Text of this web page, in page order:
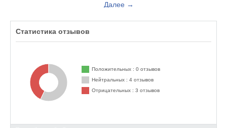
Следовательно, нет ценовых войн по нашей продукции, и Вы
5. Мы создали и развиваем дилерскую сеть в крупнейших
городах России. Если Вы
чувствуете в себе силы стать нашим дилером в городе, то
Далее →
Статистика отзывов
Положительных : 0 отзывов
Нейтральных : 4 отзывов
Отрицательных : 3 отзывов